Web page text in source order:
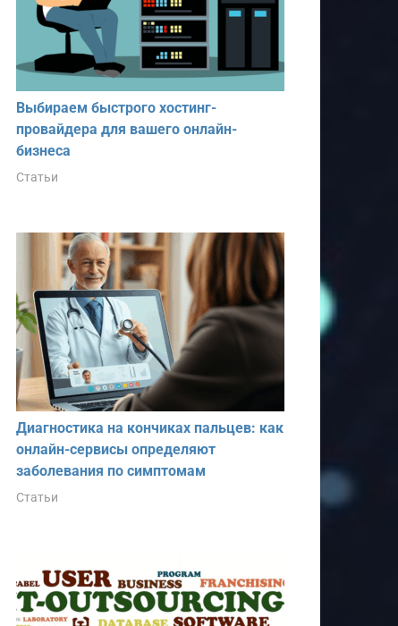
Выбираем быстрого хостинг-
провайдера для вашего онлайн-
бизнеса
Статьи
Диагностика на кончиках пальцев: как
онлайн-сервисы определяют
заболевания по симптомам
Статьи